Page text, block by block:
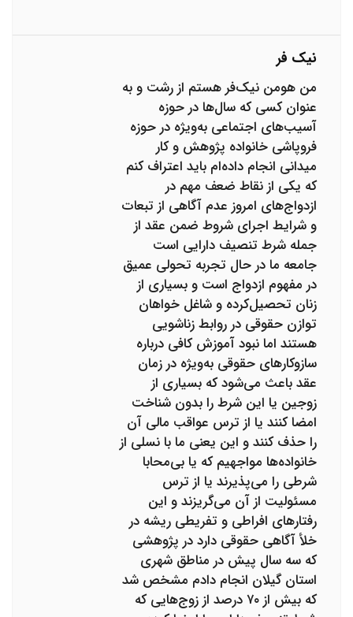
نیک فر
من هومن نیک‌فر هستم از رشت و به
عنوان کسی که سال‌ها در حوزه
آسیب‌های اجتماعی به‌ویژه در حوزه
فروپاشی خانواده پژوهش و کار
میدانی انجام داده‌ام باید اعتراف کنم
که یکی از نقاط ضعف مهم در
ازدواج‌های امروز عدم آگاهی از تبعات
و شرایط اجرای شروط ضمن عقد از
جمله شرط تنصیف دارایی است
جامعه ما در حال تجربه تحولی عمیق
در مفهوم ازدواج است و بسیاری از
زنان تحصیل‌کرده و شاغل خواهان
توازن حقوقی در روابط زناشویی
هستند اما نبود آموزش کافی درباره
سازوکارهای حقوقی به‌ویژه در زمان
عقد باعث می‌شود که بسیاری از
زوجین یا این شرط را بدون شناخت
امضا کنند یا از ترس عواقب مالی آن
را حذف کنند و این یعنی ما با نسلی از
خانواده‌ها مواجهیم که یا بی‌محابا
شرطی را می‌پذیرند یا از ترس
مسئولیت از آن می‌گریزند و این
رفتارهای افراطی و تفریطی ریشه در
خلأ آگاهی حقوقی دارد در پژوهشی
که سه سال پیش در مناطق شهری
استان گیلان انجام دادم مشخص شد
که بیش از ۷۰ درصد از زوج‌هایی که